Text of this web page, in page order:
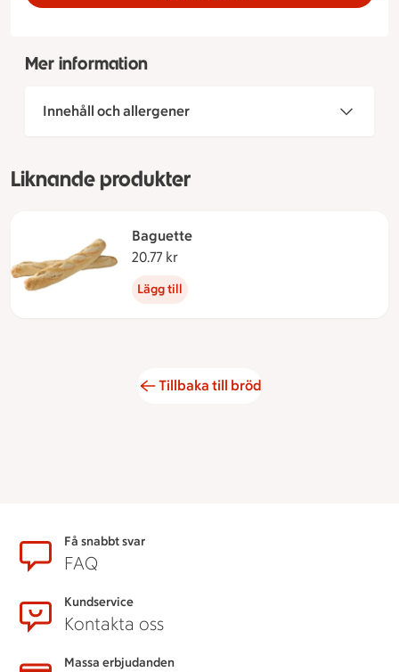
Mer information
Innehåll och allergener
Liknande produkter
Baguette
20.77 kr
Lägg till
Tillbaka till bröd
SidfotFå snabbt svar
FAQ
Kundservice
Kontakta oss
Massa erbjudanden